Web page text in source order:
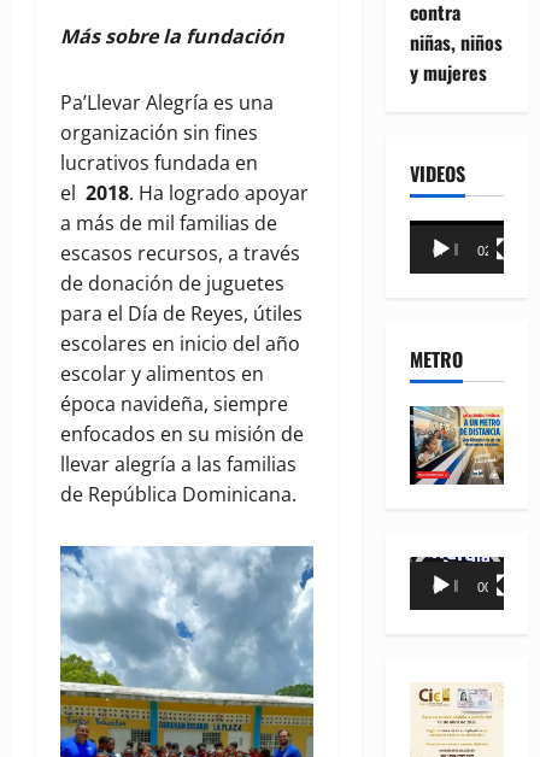
Más sobre la fundación
Pa’Llevar Alegría es una
organización sin fines
lucrativos fundada en
el 2018. Ha logrado apoyar
a más de mil familias de
escasos recursos, a través
de donación de juguetes
para el Día de Reyes, útiles
escolares en inicio del año
escolar y alimentos en
época navideña, siempre
enfocados en su misión de
llevar alegría a las familias
de República Dominicana.
contra
niñas, niños
y mujeres
VIDEOS
Reproductor
00:00 02:18
METRO
Reproductor
00:00 00:35